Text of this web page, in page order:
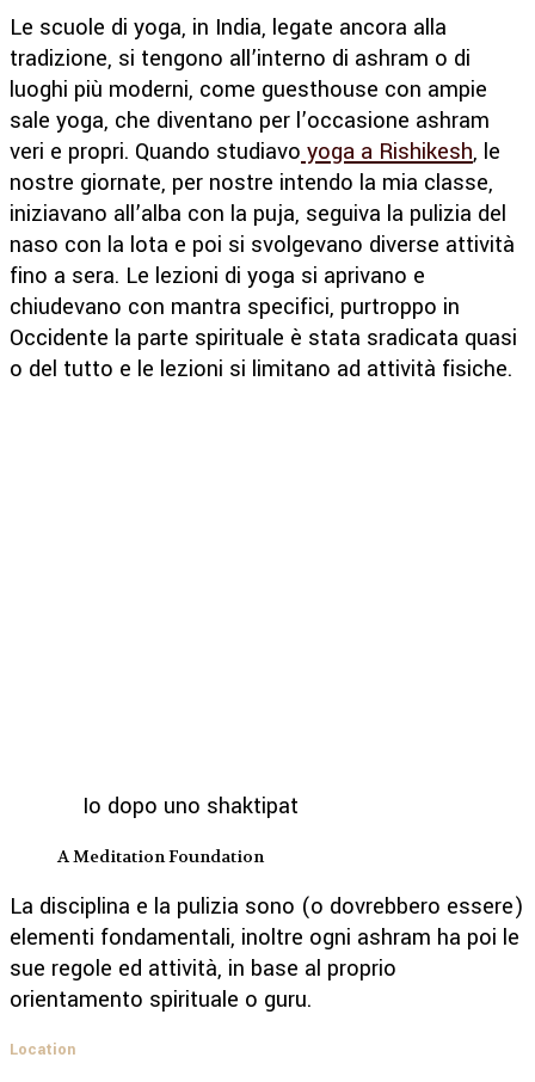
Le scuole di yoga, in India, legate ancora alla
tradizione, si tengono all’interno di ashram o di
luoghi più moderni, come guesthouse con ampie
sale yoga, che diventano per l’occasione ashram
veri e propri. Quando studiavo yoga a Rishikesh, le
nostre giornate, per nostre intendo la mia classe,
iniziavano all’alba con la puja, seguiva la pulizia del
naso con la lota e poi si svolgevano diverse attività
fino a sera. Le lezioni di yoga si aprivano e
chiudevano con mantra specifici, purtroppo in
Occidente la parte spirituale è stata sradicata quasi
o del tutto e le lezioni si limitano ad attività fisiche.
Io dopo uno shaktipat
A Meditation Foundation
La disciplina e la pulizia sono (o dovrebbero essere)
elementi fondamentali, inoltre ogni ashram ha poi le
sue regole ed attività, in base al proprio
orientamento spirituale o guru.
Location